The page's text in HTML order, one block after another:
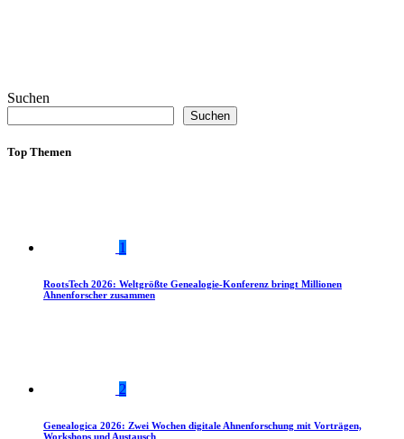
Suchen
Suchen
Top Themen
1
RootsTech 2026: Weltgrößte Genealogie-Konferenz bringt Millionen
Ahnenforscher zusammen
2
Genealogica 2026: Zwei Wochen digitale Ahnenforschung mit Vorträgen,
Workshops und Austausch